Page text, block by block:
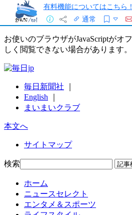
有料機能についてはこちら！
通常